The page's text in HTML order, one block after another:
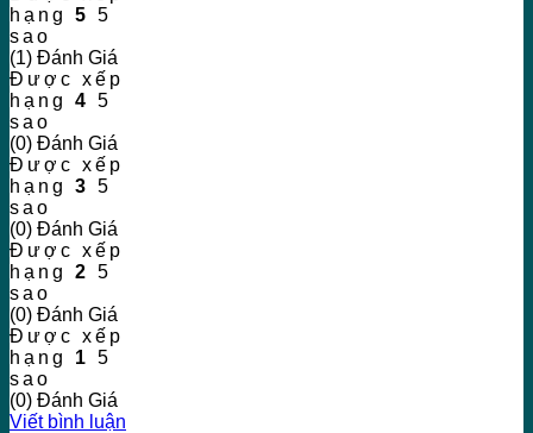
hạng 5 5
sao
(1) Đánh Giá
Được xếp
hạng 4 5
sao
(0) Đánh Giá
Được xếp
hạng 3 5
sao
(0) Đánh Giá
Được xếp
hạng 2 5
sao
(0) Đánh Giá
Được xếp
hạng 1 5
sao
(0) Đánh Giá
Viết bình luận